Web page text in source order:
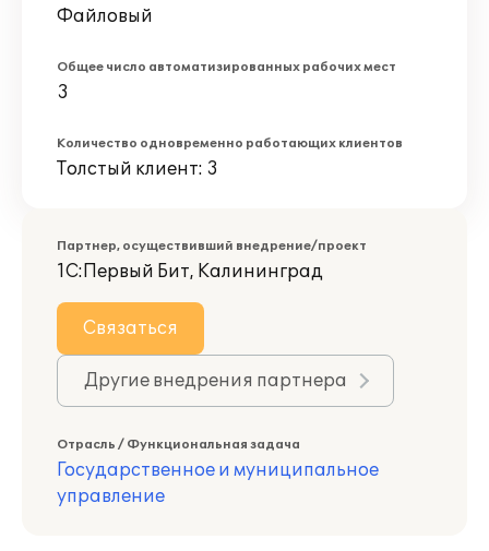
Файловый
Общее число автоматизированных рабочих мест
3
Количество одновременно работающих клиентов
Толстый клиент: 3
Партнер, осуществивший внедрение/проект
1С:Первый Бит, Калининград
Связаться
Другие внедрения партнера
Отрасль / Функциональная задача
Государственное и муниципальное
управление